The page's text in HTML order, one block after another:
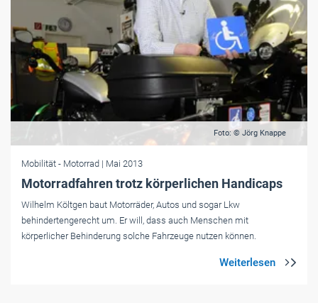
Foto: © Jörg Knappe
Mobilität - Motorrad | Mai 2013
Motorradfahren trotz körperlichen Handicaps
Wilhelm Költgen baut Motorräder, Autos und sogar Lkw
behindertengerecht um. Er will, dass auch Menschen mit
körperlicher Behinderung solche Fahrzeuge nutzen können.